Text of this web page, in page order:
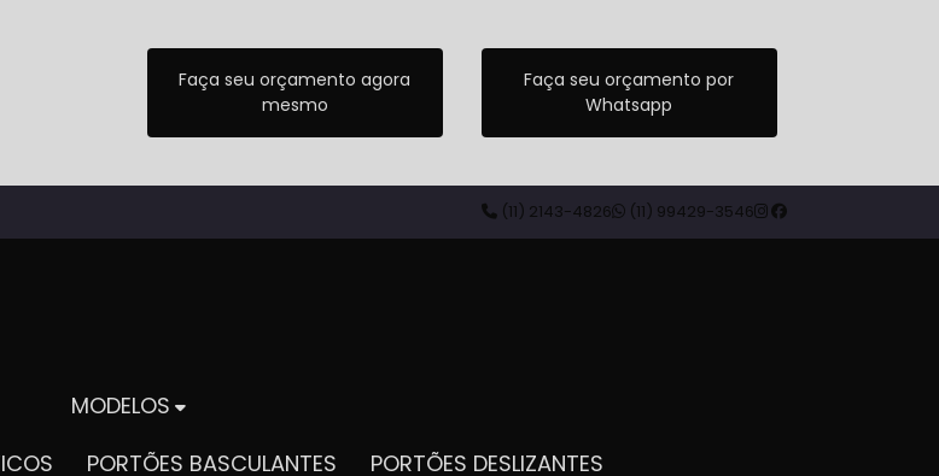
Faça seu orçamento agora
mesmo
Faça seu orçamento por
Whatsapp
(11) 2143-4826 (11) 99429-3546
MODELOS
PORTÕES BASCULANTES PORTÕES DESLIZANTES